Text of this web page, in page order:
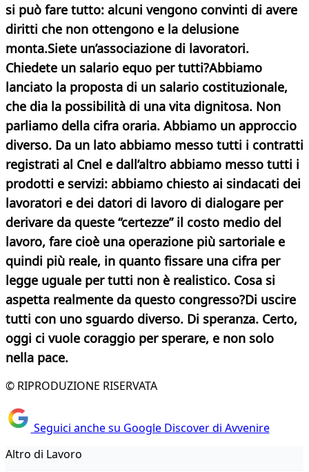
si può fare tutto: alcuni vengono convinti di avere
diritti che non ottengono e la delusione
monta.Siete un’associazione di lavoratori.
Chiedete un salario equo per tutti?Abbiamo
lanciato la proposta di un salario costituzionale,
che dia la possibilità di una vita dignitosa. Non
parliamo della cifra oraria. Abbiamo un approccio
diverso. Da un lato abbiamo messo tutti i contratti
registrati al Cnel e dall’altro abbiamo messo tutti i
prodotti e servizi: abbiamo chiesto ai sindacati dei
lavoratori e dei datori di lavoro di dialogare per
derivare da queste “certezze” il costo medio del
lavoro, fare cioè una operazione più sartoriale e
quindi più reale, in quanto fissare una cifra per
legge uguale per tutti non è realistico. Cosa si
aspetta realmente da questo congresso?Di uscire
tutti con uno sguardo diverso. Di speranza. Certo,
oggi ci vuole coraggio per sperare, e non solo
nella pace.
© RIPRODUZIONE RISERVATA
Seguici anche su Google Discover di Avvenire
Altro di Lavoro